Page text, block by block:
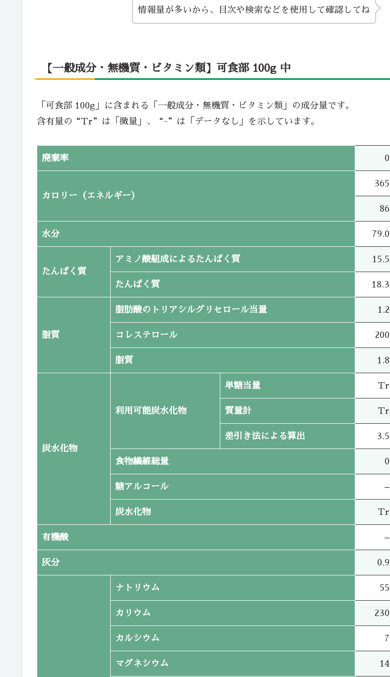
情報量が多いから、目次や検索などを使用して確認してね
【一般成分・無機質・ビタミン類】可食部 100g 中
「可食部 100g」に含まれる「一般成分・無機質・ビタミン類」の成分量です。
含有量の“Tr”は「微量」、“-”は「データなし」を示しています。
廃棄率 0
カロリー（エネルギー）
365
86
水分 79.0
たんぱく質
アミノ酸組成によるたんぱく質 15.5
たんぱく質 18.3
脂質
脂肪酸のトリアシルグリセロール当量 1.2
コレステロール 200
脂質 1.8
炭水化物
利用可能炭水化物
単糖当量 Tr
質量計 Tr
差引き法による算出 3.5
食物繊維総量 0
糖アルコール –
炭水化物 Tr
有機酸 –
灰分 0.9
ナトリウム 55
カリウム 230
カルシウム 7
マグネシウム 14